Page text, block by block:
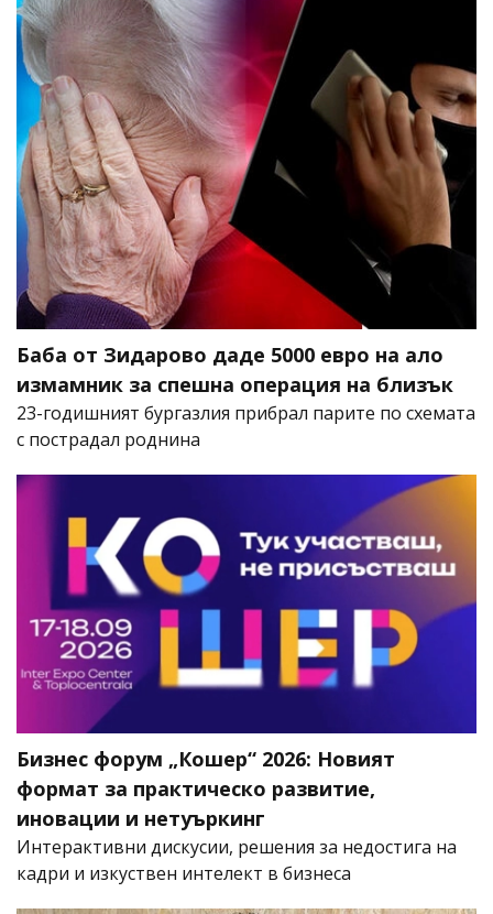
Баба от Зидарово даде 5000 евро на ало
измамник за спешна операция на близък
23-годишният бургазлия прибрал парите по схемата
с пострадал роднина
Бизнес форум „Кошер“ 2026: Новият
формат за практическо развитие,
иновации и нетуъркинг
Интерактивни дискусии, решения за недостига на
кадри и изкуствен интелект в бизнеса